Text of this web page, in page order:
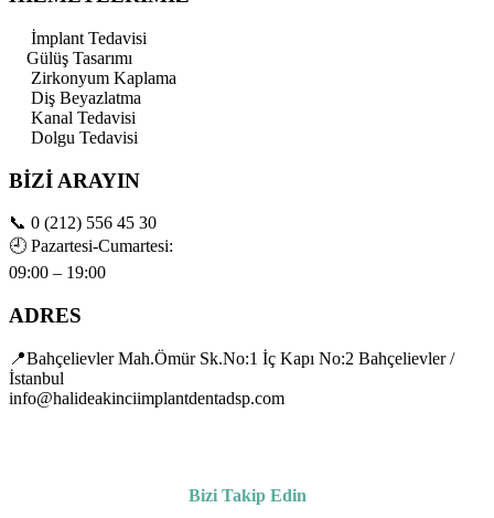
İmplant Tedavisi
Gülüş Tasarımı
Zirkonyum Kaplama
Diş Beyazlatma
Kanal Tedavisi
Dolgu Tedavisi
BİZİ ARAYIN
📞 0 (212) 556 45 30
🕘 Pazartesi-Cumartesi:
09:00 – 19:00
ADRES
📍Bahçelievler Mah.Ömür Sk.No:1 İç Kapı No:2 Bahçelievler /
İstanbul
info@halideakinciimplantdentadsp.com
Bizi Takip Edin